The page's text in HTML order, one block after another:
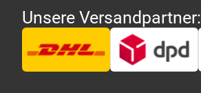
Unsere Versandpartner: